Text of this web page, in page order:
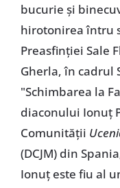
bucurie și
hirotonirea întru
Preasfinției Sale
Gherla, în cadrul
"Schimbarea la
diaconului Ionuț
Comunității
(DCJM) din
Ionuț este fiu al